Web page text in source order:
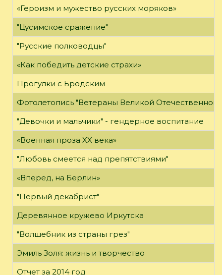
«Героизм и мужество русских моряков»
"Цусимское сражение"
"Русские полководцы"
«Как победить детские страхи»
Прогулки с Бродским
Фотолетопись "Ветераны Великой Отечественной
"Девочки и мальчики" - гендерное воспитание
«Военная проза XX века»
"Любовь смеется над препятствиями"
«Вперед, на Берлин»
"Первый декабрист"
Деревянное кружево Иркутска
"Волшебник из страны грез"
Эмиль Золя: жизнь и творчество
Отчет за 2014 год